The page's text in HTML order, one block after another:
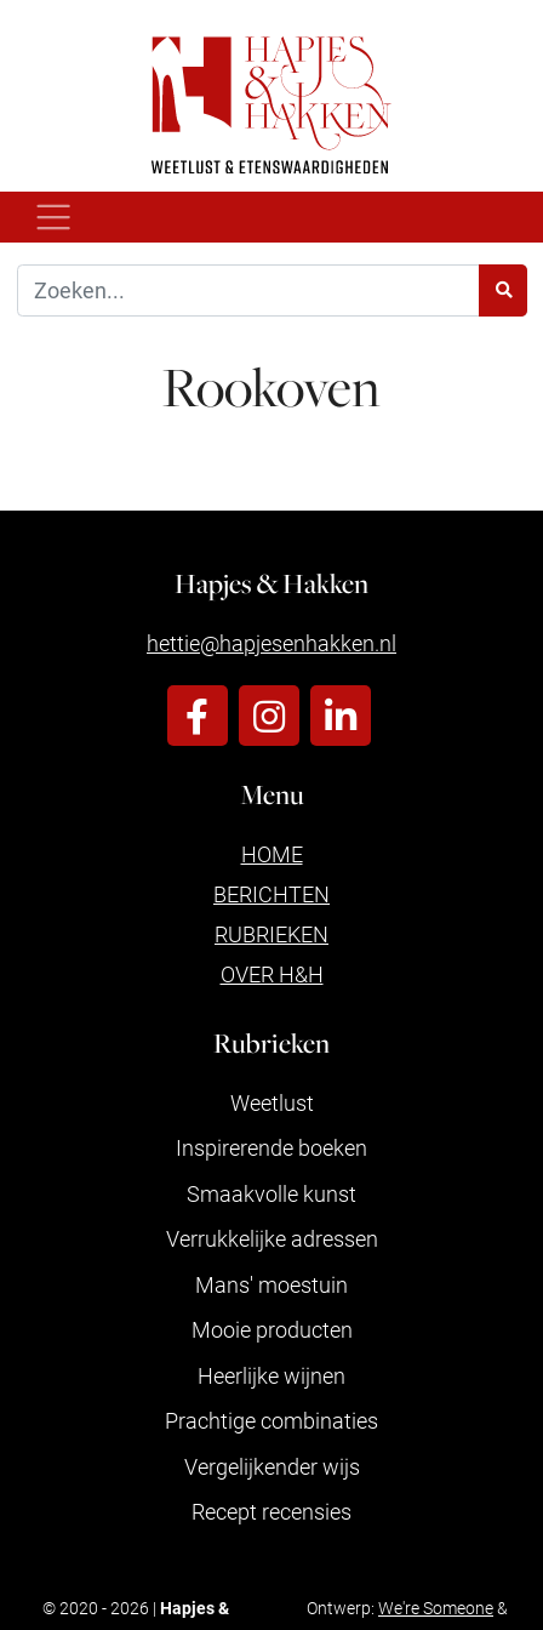
Rookoven
Hapjes & Hakken
hettie@hapjesenhakken.nl
Menu
HOME
BERICHTEN
RUBRIEKEN
OVER H&H
Rubrieken
Weetlust
Inspirerende boeken
Smaakvolle kunst
Verrukkelijke adressen
Mans' moestuin
Mooie producten
Heerlijke wijnen
Prachtige combinaties
Vergelijkender wijs
Recept recensies
© 2020 - 2026 | Hapjes &
Ontwerp: We're Someone&